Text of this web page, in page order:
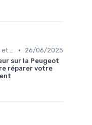
Guides d'Installation et de Réparation •
26/06/2025
sur la Peugeot
réparer votre